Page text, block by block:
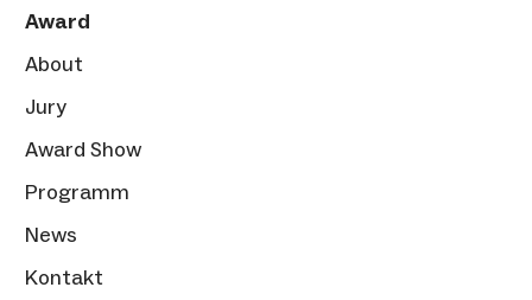
Award
About
Jury
Award Show
Programm
News
Kontakt